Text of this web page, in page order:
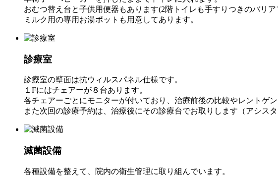
おむつ替え台と子供用便器もあります(2階トイレも手すりつきのバリア
ミルク用の専用お湯ポットも用意してあります。
診療室
診療室の壁面は抗ウィルスパネル仕様です。
１Fにはチェアーが８台あります。
各チェアーごとにモニターが付いており、治療前後の比較やレントゲ
また次回の診療予約は、治療後にその診療台でお取りします（アシスタ
滅菌設備
各種設備を整えて、院内の衛生管理に取り組んでいます。